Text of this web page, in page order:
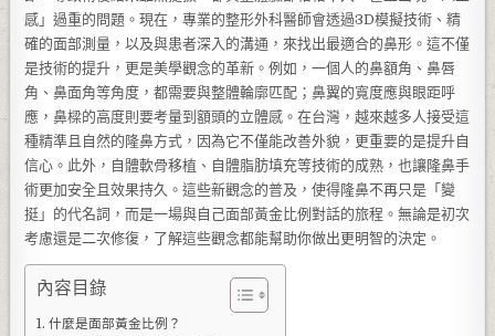
感」過重的問題。現在，專業的整形外科醫師會透過3D模擬技術、精
確的面部測量，以及與患者深入的溝通，來找出最適合的鼻形。這不僅
是技術的提升，更是美學觀念的革新。例如，一個人的鼻額角、鼻唇
角、鼻面角等角度，都需要與整體輪廓匹配；鼻翼的寬度應與眼距呼
應，鼻樑的高度則要考量到額頭的立體感。在台灣，越來越多人接受這
種精準且自然的隆鼻方式，因為它不僅能改善外貌，更重要的是提升自
信心。此外，自體軟骨移植、自體脂肪填充等技術的成熟，也讓隆鼻手
術更加安全且效果持久。這些新觀念的普及，使得隆鼻不再只是「變
挺」的代名詞，而是一場與自己面部黃金比例對話的旅程。無論是初次
考慮還是二次修復，了解這些觀念都能幫助你做出更明智的決定。
內容目錄
什麼是面部黃金比例？